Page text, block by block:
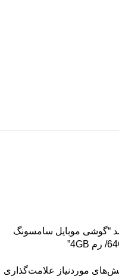
“گوشی موبایل سامسونگ
موردنیاز علامت‌گذاری